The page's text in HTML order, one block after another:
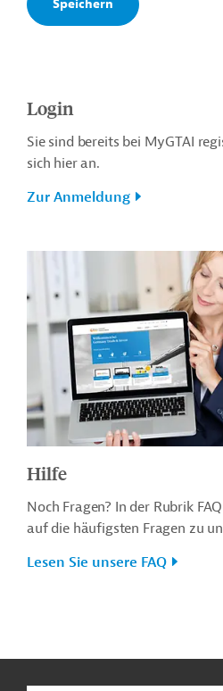
Login
Sie sind bereits bei MyGTAI
sich hier an.
Zur Anmeldung
Hilfe
Noch Fragen? In der Rubrik
auf die häufigsten Fragen zu
Lesen Sie unsere FAQ